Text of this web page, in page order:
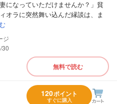
になっていただけませんか？」貧
オラに突然舞い込んだ縁談は、ま
30
無料で読む
120ポイント
すぐに購入